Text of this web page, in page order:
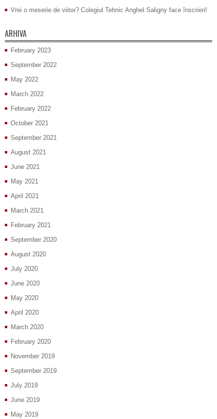
Vrei o meserie de viitor? Colegiul Tehnic Anghel Saligny face înscrieri!
ARHIVA
February 2023
September 2022
May 2022
March 2022
February 2022
October 2021
September 2021
August 2021
June 2021
May 2021
April 2021
March 2021
February 2021
September 2020
August 2020
July 2020
June 2020
May 2020
April 2020
March 2020
February 2020
November 2019
September 2019
July 2019
June 2019
May 2019